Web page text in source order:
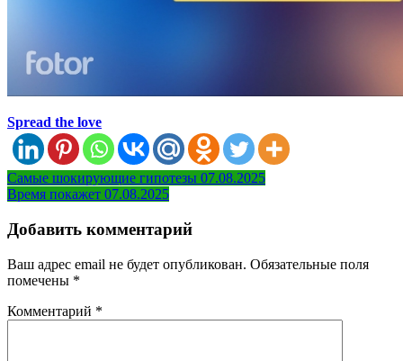
Spread the love
Навигация
по
записям
Самые шокирующие гипотезы 07.08.2025
Время покажет 07.08.2025
Добавить комментарий
Ваш адрес email не будет опубликован. Обязательные поля
помечены *
Комментарий *